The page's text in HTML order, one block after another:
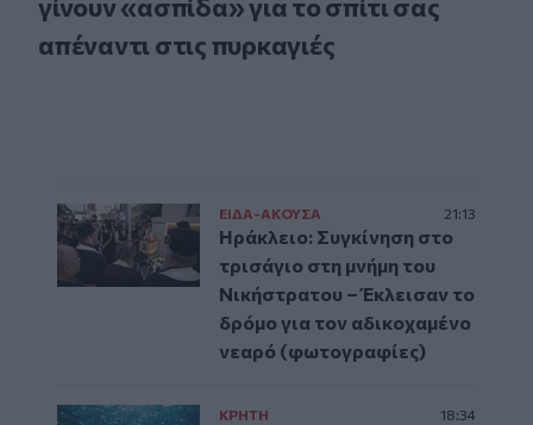
γίνουν «ασπίδα» για το σπίτι σας
απέναντι στις πυρκαγιές
ΕΙΔΑ-ΑΚΟΥΣΑ 21:13
Ηράκλειο: Συγκίνηση στο
τρισάγιο στη μνήμη του
Νικήστρατου – Έκλεισαν το
δρόμο για τον αδικοχαμένο
νεαρό (φωτογραφίες)
ΚΡΗΤΗ 18:34